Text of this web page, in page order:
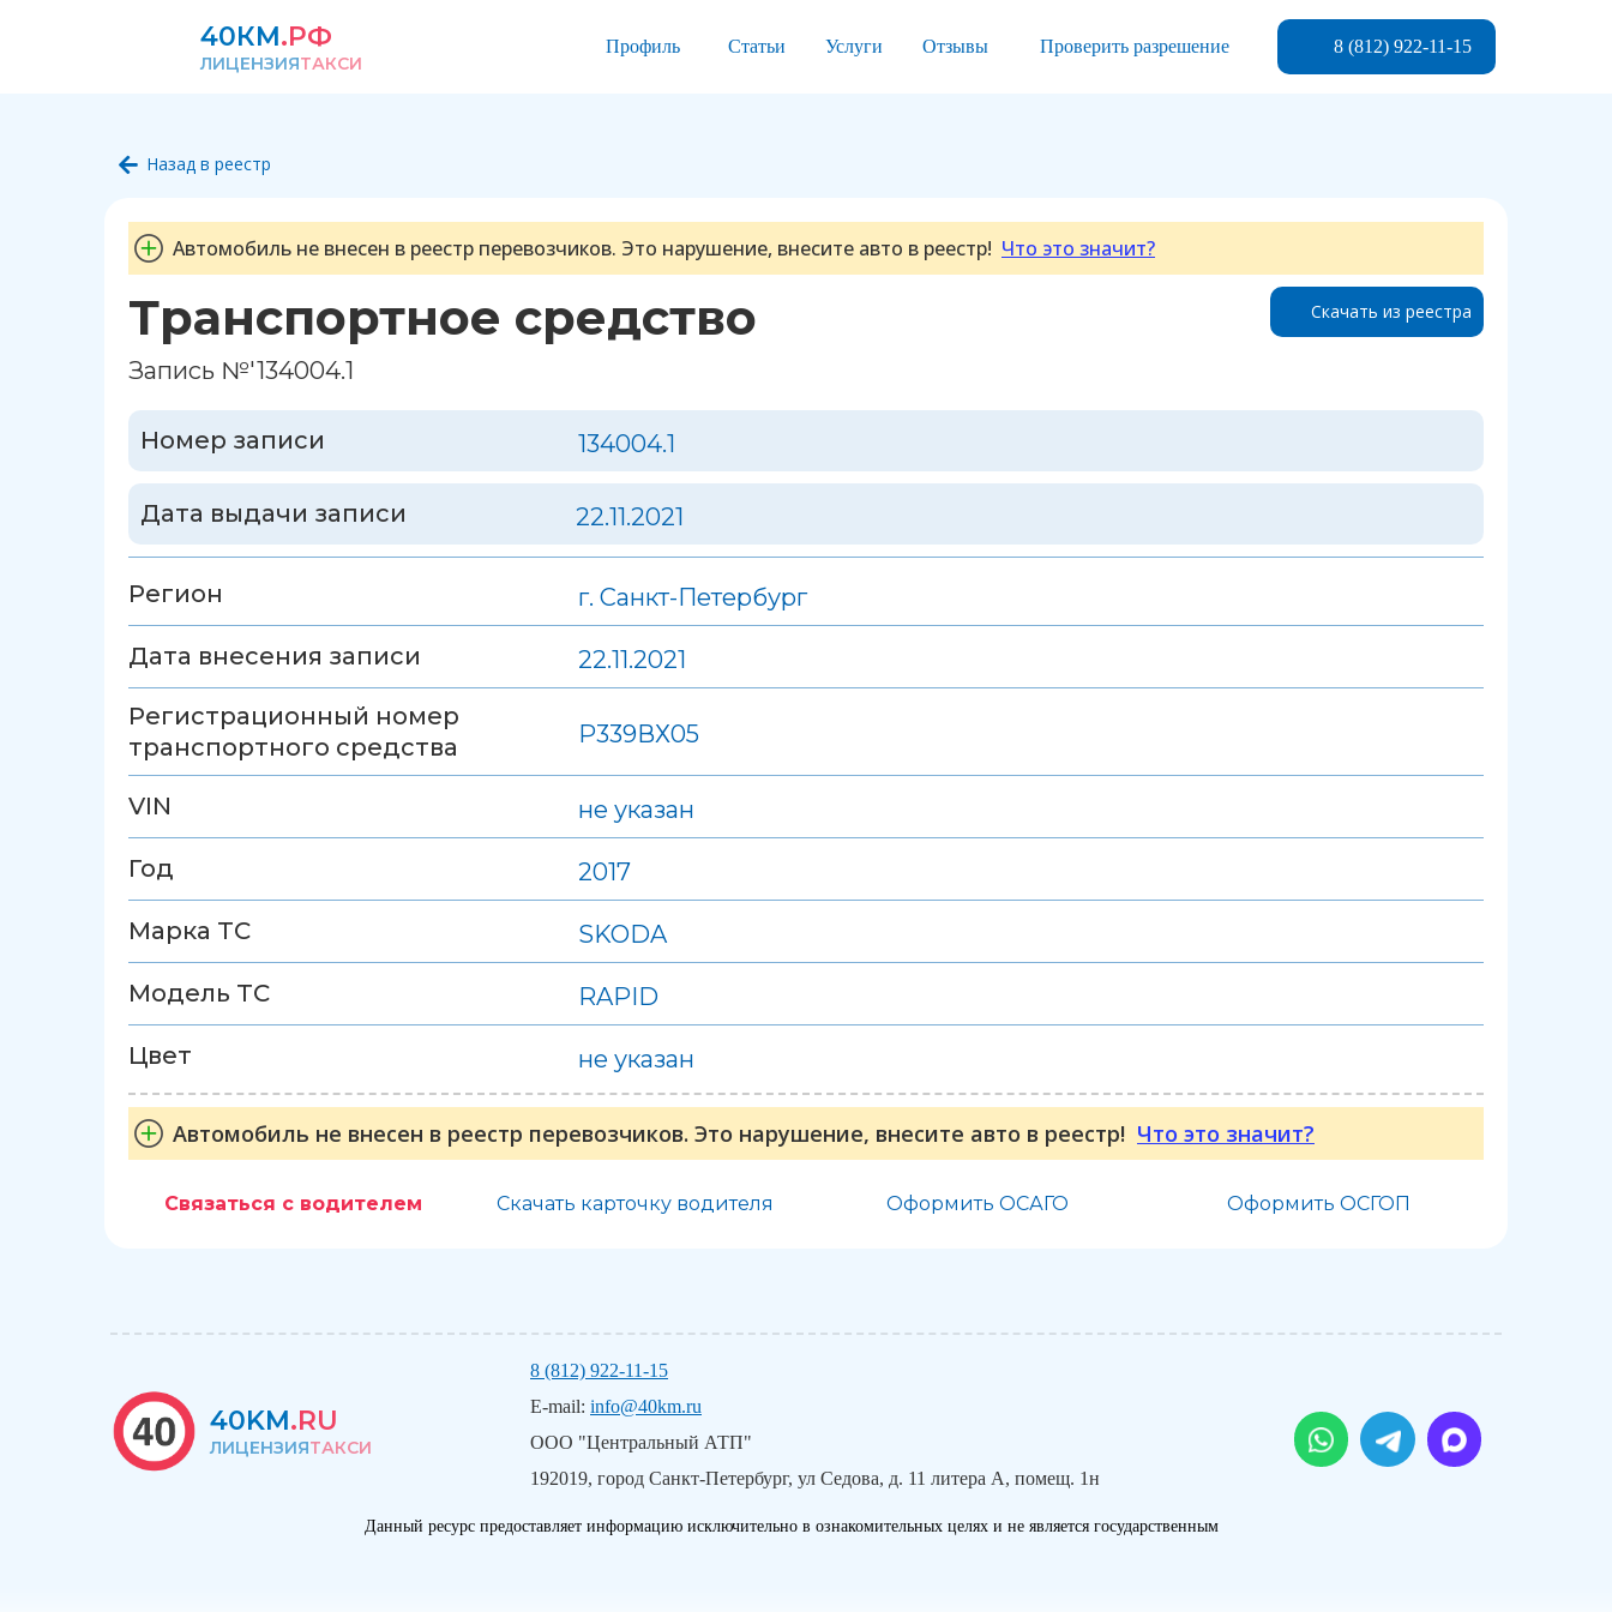
40КМ.РФ
ЛИЦЕНЗИЯТАКСИ
Профиль Статьи Услуги Отзывы Проверить разрешение 8 (812) 922-11-15
Назад в реестр
Автомобиль не внесен в реестр перевозчиков. Это нарушение, внесите авто в реестр! Что это значит?
Транспортное средство
Запись №'134004.1
Скачать из реестра
Номер записи 134004.1
Дата выдачи записи 22.11.2021
Регион г. Санкт-Петербург
Дата внесения записи
22.11.2021
Регистрационный номер
транспортного средства
Р339ВХ05
VIN не указан
Год 2017
Марка ТС SKODA
Модель ТС RAPID
Цвет не указан
Автомобиль не внесен в реестр перевозчиков. Это нарушение, внесите авто в реестр! Что это значит?
Связаться с водителем Скачать карточку водителя Оформить ОСАГО Оформить ОСГОП
40KM.RU
ЛИЦЕНЗИЯТАКСИ
8 (812) 922-11-15
E-mail: info@40km.ru
ООО "Центральный АТП"
192019, город Санкт-Петербург, ул Седова, д. 11 литера А, помещ. 1н
Данный ресурс предоставляет информацию исключительно в ознакомительных целях и не является государственным